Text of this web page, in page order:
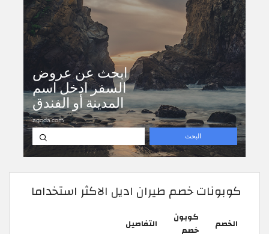
كوبونات خصم طيران اديل الاكثر استخداما
الخصم
كوبون
خصم
التفاصيل